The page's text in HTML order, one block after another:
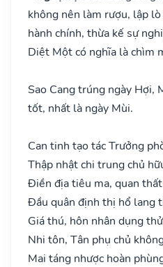
không nên làm rượu, lập
hành chính, thừa kế sự
Diệt Một có nghĩa là chìm
Sao Cang trúng ngày Hợi,
tốt, nhất là ngày Mùi.
Can tinh tạo tác Trưởng
Thập nhật chi trung chủ
Điền địa tiêu ma, quan thất
Đầu quân định thị hổ lang
Giá thú, hôn nhân dụng
Nhi tôn, Tân phụ chủ
Mai táng nhược hoàn